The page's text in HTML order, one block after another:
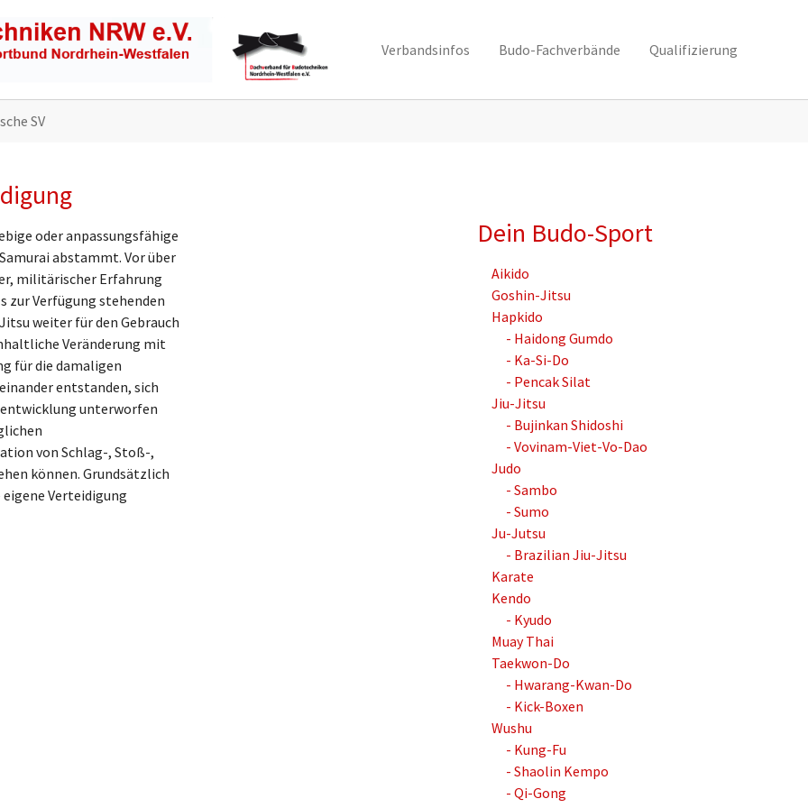
Verbandsinfos Budo-Fachverbände Qualifizierung
SV
oder anpassungsfähige
abstammt. Vor über
militärischer Erfahrung
zur Verfügung stehenden
weiter für den Gebrauch
Veränderung mit
für die damaligen
entstanden, sich
unterworfen
von Schlag-, Stoß-,
können. Grundsätzlich
Verteidigung
Dein Budo-Sport
Aikido
Goshin-Jitsu
Hapkido
- Haidong Gumdo
- Ka-Si-Do
- Pencak Silat
Jiu-Jitsu
- Bujinkan Shidoshi
- Vovinam-Viet-Vo-Dao
Judo
- Sambo
- Sumo
Ju-Jutsu
- Brazilian Jiu-Jitsu
Karate
Kendo
- Kyudo
Muay Thai
Taekwon-Do
- Hwarang-Kwan-Do
- Kick-Boxen
Wushu
- Kung-Fu
- Shaolin Kempo
- Qi-Gong